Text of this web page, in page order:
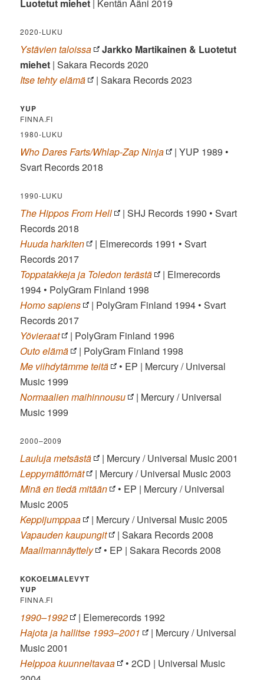
Luotetut miehet | Kentän Ääni 2019
2020-LUKU
Ystävien taloissa
Jarkko Martikainen & Luotetut
miehet | Sakara Records 2020
Itse tehty elämä
| Sakara Records 2023
YUP
FINNA.FI
1980-LUKU
Who Dares Farts/Whlap-Zap Ninja
| YUP 1989 •
Svart Records 2018
1990-LUKU
The Hippos From Hell
| SHJ Records 1990 • Svart
Records 2018
Huuda harkiten
| Elmerecords 1991 • Svart
Records 2017
Toppatakkeja ja Toledon terästä
| Elmerecords
1994 • PolyGram Finland 1998
Homo sapiens
| PolyGram Finland 1994 • Svart
Records 2017
Yövieraat
| PolyGram Finland 1996
Outo elämä
| PolyGram Finland 1998
Me viihdytämme teitä
• EP | Mercury / Universal
Music 1999
Normaalien maihinnousu
| Mercury / Universal
Music 1999
2000–2009
Lauluja metsästä
| Mercury / Universal Music 2001
Leppymättömät
| Mercury / Universal Music 2003
Minä en tiedä mitään
• EP | Mercury / Universal
Music 2005
Keppijumppaa
| Mercury / Universal Music 2005
Vapauden kaupungit
| Sakara Records 2008
Maailmannäyttely
• EP | Sakara Records 2008
KOKOELMALEVYT
YUP
FINNA.FI
1990–1992
| Elemerecords 1992
Hajota ja hallitse 1993–2001
| Mercury / Universal
Music 2001
Helppoa kuunneltavaa
• 2CD | Universal Music